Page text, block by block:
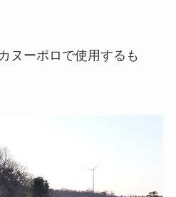
ヌーポロで使用するも